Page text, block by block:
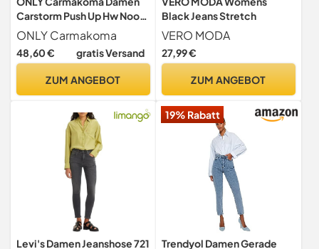
Carstorm Push Up Hw Noos
Skinny Jeans, Schwarz
(Black), 46 EU
ONLY Carmakoma
48,60 € gratis Versand
ZUM ANGEBOT
Black Jeans Stretch
VERO MODA
27,99 €
ZUM ANGEBOT
Levi's Damen Jeanshose 721
19% Rabatt
Trendyol Damen Gerade